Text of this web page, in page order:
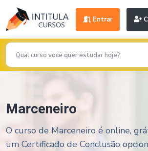
Entrar
Marceneiro
O curso de Marceneiro é online,
um Certificado de Conclusão